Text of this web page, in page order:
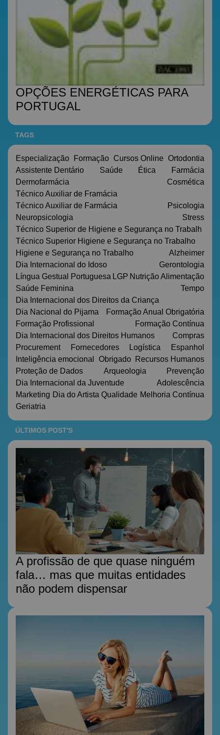
OPÇÕES ENERGÉTICAS PARA
PORTUGAL
TAGS
Especialização Formação Cursos Online Ortodontia
Assistente Dentário
Saúde Ética
Farmácia
Dermofarmácia
Cosmética
Técnico Auxiliar de Framácia
Técnico Auxiliar de Farmácia
Psicologia
Neuropsicologia
Stress
Técnico Superior de Higiene e Segurança no Trabalh
Técnico Superior Higiene e Segurança no Trabalho
Higiene e Segurança no Trabalho
Alzheimer
Dia Internacional do Idoso
Gerontologia
Língua Gestual Portuguesa LGP NutriçãoAlimentação
Saúde Feminina
Tempo
Dia Internacional dos Direitos da Criança
Dia Nacional do Pijama
Formação Anual Obrigatória
Formação Profissional
Formação Contínua
Dia Internacional dos Direitos Humanos
Compras
Procurement
Fornecedores Logística
Espanhol
Inteligência emocional
Obrigado
Recursos Humanos
Proteção de Dados
Arqueologia
Prevenção
Dia Internacional da Juventude
Adolescência
Marketing Dia do Artista Qualidade Melhoria Contínua
Geriatria
ÚLTIMOS POST'S
A profissão de que quase ninguém
fala… mas que muitas entidades
não podem dispensar